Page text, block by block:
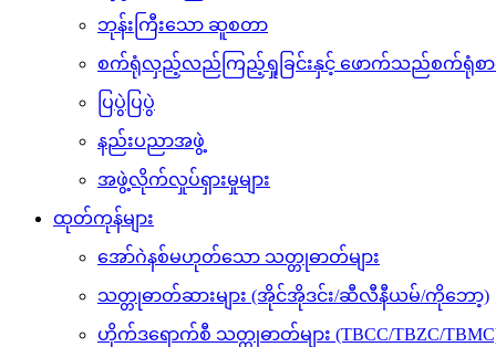
ဘုန်းကြီးသော ဆူစတာ
စက်ရုံလှည့်လည်ကြည့်ရှုခြင်းနှင့် ဖောက်သည်စက်ရုံစာရ
ပြပွဲပြပွဲ
နည်းပညာအဖွဲ့
အဖွဲ့လိုက်လှုပ်ရှားမှုများ
ထုတ်ကုန်များ
အော်ဂဲနစ်မဟုတ်သော သတ္တုဓာတ်များ
သတ္တုဓာတ်ဆားများ (အိုင်အိုဒင်း/ဆီလီနီယမ်/ကိုဘော့)
ဟိုက်ဒရောက်စီ သတ္တုဓာတ်များ (TBCC/TBZC/